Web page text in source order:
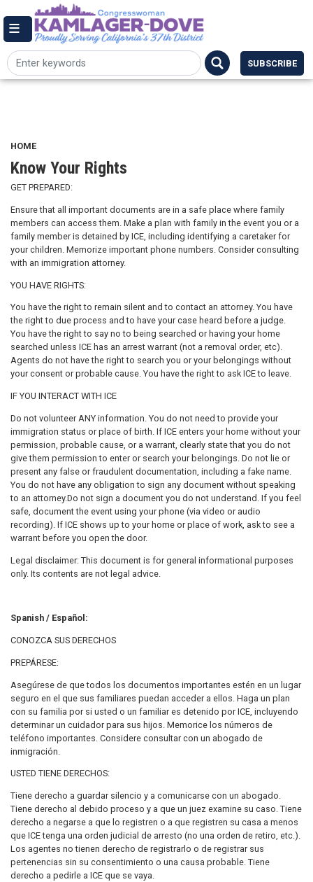
to
main
144 Cannon House Office Building,
Washington DC 20515
SUBSCRIBE
HOME
Know Your Rights
GET PREPARED:
Ensure that all important documents are in a safe place where family
members can access them. Make a plan with family in the event you or a
family member is detained by ICE, including identifying a caretaker for
your children. Memorize important phone numbers. Consider consulting
with an immigration attorney.
YOU HAVE RIGHTS:
You have the right to remain silent and to contact an attorney. You have
the right to due process and to have your case heard before a judge.
You have the right to say no to being searched or having your home
searched unless ICE has an arrest warrant (not a removal order, etc).
Agents do not have the right to search you or your belongings without
your consent or probable cause. You have the right to ask ICE to leave.
IF YOU INTERACT WITH ICE
Do not volunteer ANY information. You do not need to provide your
immigration status or place of birth. If ICE enters your home without your
permission, probable cause, or a warrant, clearly state that you do not
give them permission to enter or search your belongings. Do not lie or
present any false or fraudulent documentation, including a fake name.
You do not have any obligation to sign any document without speaking
to an attorney.Do not sign a document you do not understand. If you feel
safe, document the event using your phone (via video or audio
recording). If ICE shows up to your home or place of work, ask to see a
warrant before you open the door.
Legal disclaimer: This document is for general informational purposes
only. Its contents are not legal advice.
Spanish / Español:
CONOZCA SUS DERECHOS
PREPÁRESE:
Asegúrese de que todos los documentos importantes estén en un lugar
seguro en el que sus familiares puedan acceder a ellos. Haga un plan
con su familia por si usted o un familiar es detenido por ICE, incluyendo
determinar un cuidador para sus hijos. Memorice los números de
teléfono importantes. Considere consultar con un abogado de
inmigración.
USTED TIENE DERECHOS:
Tiene derecho a guardar silencio y a comunicarse con un abogado.
Tiene derecho al debido proceso y a que un juez examine su caso. Tiene
derecho a negarse a que lo registren o a que registren su casa a menos
que ICE tenga una orden judicial de arresto (no una orden de retiro, etc.).
Los agentes no tienen derecho de registrarlo o de registrar sus
pertenencias sin su consentimiento o una causa probable. Tiene
derecho a pedirle a ICE que se vaya.